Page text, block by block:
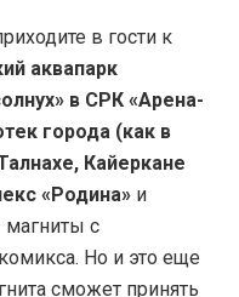
в гости к
аквапарк
в СРК «Арена-
города (как в
Кайеркане
«Родина» и
магниты с
Но и это еще
сможет принять